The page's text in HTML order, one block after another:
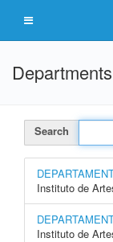
Departments
Search
Instituto de
Instituto de